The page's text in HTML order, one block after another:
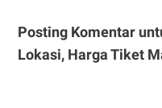
Posting Komentar
Lokasi, Harga Tiket